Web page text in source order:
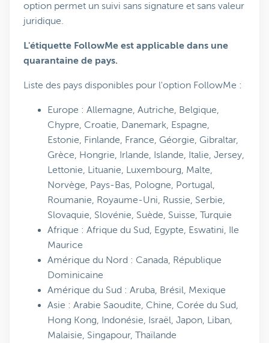
option permet un suivi sans signature et sans valeur
juridique.
L'étiquette FollowMe est applicable dans une
quarantaine de pays.
Liste des pays disponibles pour l'option FollowMe :
Europe : Allemagne, Autriche, Belgique,
Chypre, Croatie, Danemark, Espagne,
Estonie, Finlande, France, Géorgie, Gibraltar,
Grèce, Hongrie, Irlande, Islande, Italie, Jersey,
Lettonie, Lituanie, Luxembourg, Malte,
Norvège, Pays-Bas, Pologne, Portugal,
Roumanie, Royaume-Uni, Russie, Serbie,
Slovaquie, Slovénie, Suède, Suisse, Turquie
Afrique : Afrique du Sud, Egypte, Eswatini, Ile
Maurice
Amérique du Nord : Canada, République
Dominicaine
Amérique du Sud : Aruba, Brésil, Mexique
Asie : Arabie Saoudite, Chine, Corée du Sud,
Hong Kong, Indonésie, Israël, Japon, Liban,
Malaisie, Singapour, Thaïlande